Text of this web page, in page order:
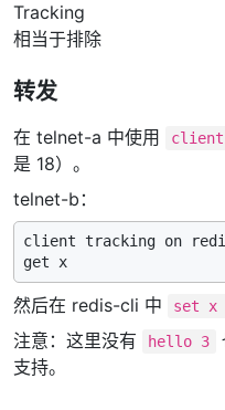
Tracking
相当于排除
转发
在 telnet-a 中使用
是 18）。
telnet-b：
client tracking on
然后在 redis-cli 中 set x
注意：这里没有
hello 3
支持。